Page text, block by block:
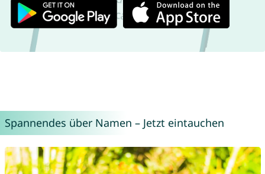
Spannendes über Namen – Jetzt eintauchen